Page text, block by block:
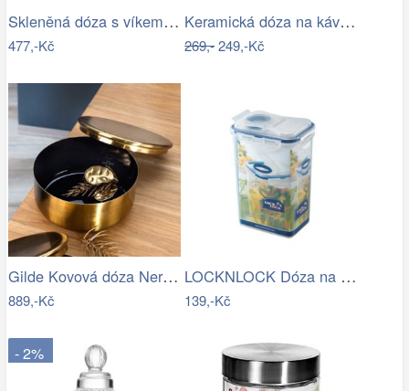
Skleněná dóza s víkem Wenda - Ø 18*18…
477,-Kč
Keramická dóza na kávu, 10 x 13 x 10 cm
269,-249,-Kč
Gilde Kovová dóza Nero, 14 cm
889,-Kč
LOCKNLOCK Dóza na potraviny LOCK 1300ml
139,-Kč
- 2%